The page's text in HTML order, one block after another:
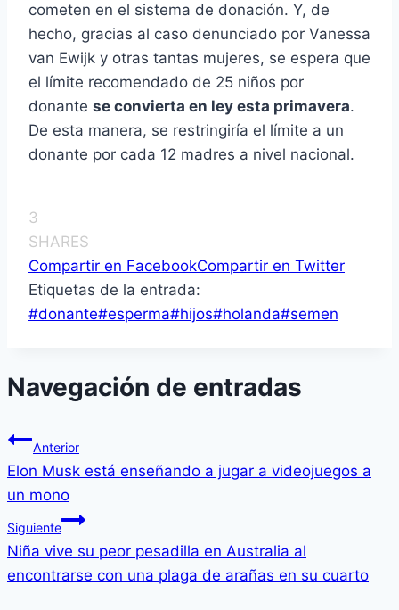
cometen en el sistema de donación. Y, de
hecho, gracias al caso denunciado por Vanessa
van Ewijk y otras tantas mujeres, se espera que
el límite recomendado de 25 niños por
donante se convierta en ley esta primavera.
De esta manera, se restringiría el límite a un
donante por cada 12 madres a nivel nacional.
3
SHARES
Compartir en FacebookCompartir en Twitter
Etiquetas de la entrada:
#donante#esperma#hijos#holanda#semen
Navegación de entradas
Anterior
Elon Musk está enseñando a jugar a videojuegos a
un mono
Siguiente
Niña vive su peor pesadilla en Australia al
encontrarse con una plaga de arañas en su cuarto